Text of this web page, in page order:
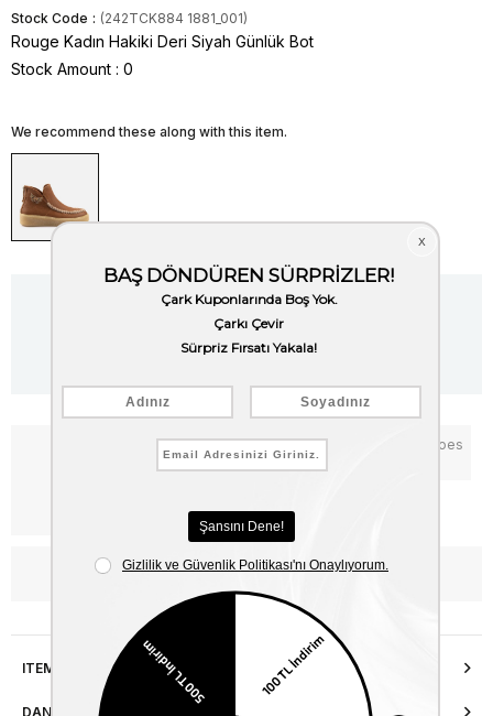
Stock Code (242TCK884 1881_001)
Rouge Kadın Hakiki Deri Siyah Günlük Bot
Stock Amount : 0
We recommend these along with this item.
Add to Favorites
Notify me when the price goes
down
WhatsApp’tan Bilgi Al
ITEM FEATURES
DANIŞMA HATTI